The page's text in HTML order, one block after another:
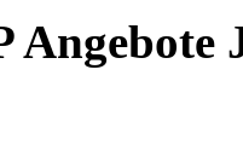
Angebote